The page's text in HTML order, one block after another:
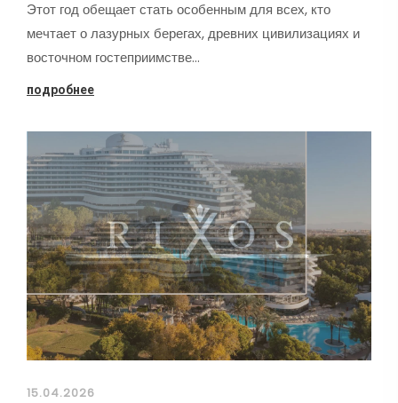
Этот год обещает стать особенным для всех, кто
мечтает о лазурных берегах, древних цивилизациях и
восточном гостеприимстве…
подробнее
15.04.2026